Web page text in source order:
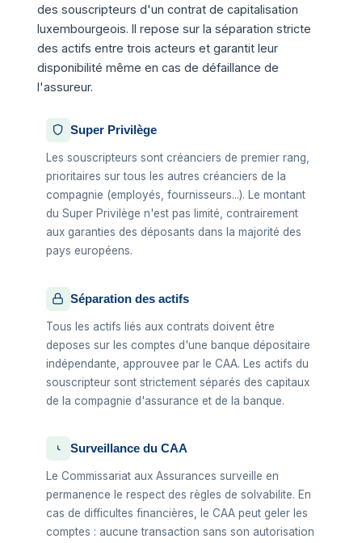
des souscripteurs d'un contrat de capitalisation
luxembourgeois. Il repose sur la séparation stricte
des actifs entre trois acteurs et garantit leur
disponibilité même en cas de défaillance de
l'assureur.
Super Privilège
Les souscripteurs sont créanciers de premier rang,
prioritaires sur tous les autres créanciers de la
compagnie (employés, fournisseurs...). Le montant
du Super Privilège n'est pas limité, contrairement
aux garanties des déposants dans la majorité des
pays européens.
Séparation des actifs
Tous les actifs liés aux contrats doivent être
deposes sur les comptes d'une banque dépositaire
indépendante, approuvee par le CAA. Les actifs du
souscripteur sont strictement séparés des capitaux
de la compagnie d'assurance et de la banque.
Surveillance du CAA
Le Commissariat aux Assurances surveille en
permanence le respect des règles de solvabilite. En
cas de difficultes financières, le CAA peut geler les
comptes : aucune transaction sans son autorisation